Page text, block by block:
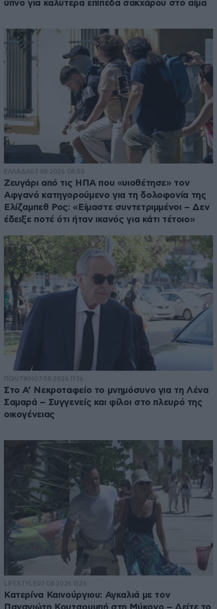
ύπνο για καλύτερα επίπεδα σακχάρου στο αίμα
ΕΛΛΑΔΑ07·08·2026 08:50
Ζευγάρι από τις ΗΠΑ που «υιοθέτησε» τον
Αφγανό κατηγορούμενο για τη δολοφονία της
Ελίζαμπεθ Ρος: «Είμαστε συντετριμμένοι – Δεν
έδειξε ποτέ ότι ήταν ικανός για κάτι τέτοιο»
ΠΟΛΙΤΙΚΗ 07·08·2026 11:36
Στο Α’ Νεκροταφείο το μνημόσυνο για τη Λένα
Σαμαρά – Συγγενείς και φίλοι στο πλευρό της
οικογένειας
LIFESTYLE07·08·2026 11:26
Κατερίνα Καινούργιου: Αγκαλιά με τον